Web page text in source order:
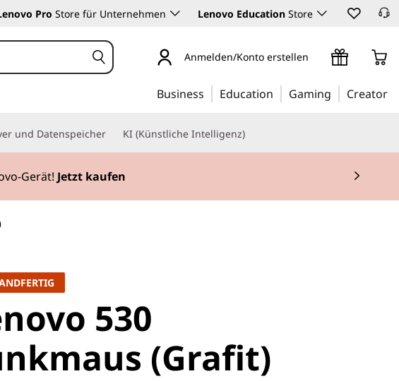
Pro Store für Unternehmen Lenovo Education Store
Anmelden/Konto erstellen
Business Education Gaming Creator
und Datenspeicher KI (Künstliche Intelligenz)
Gerät! Jetzt kaufen
530
(Grafit)